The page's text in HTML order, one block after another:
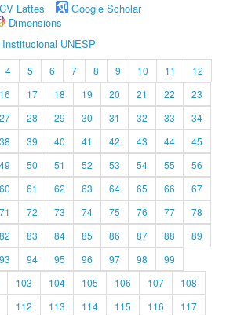
CV Lattes
Google Scholar
Dimensions
UNESP
4 5 6 7 8 9 10 11
12
16 17 18 19 20 21 22
23
27 28 29 30 31 32 33
34
38 39 40 41 42 43 44
45
49 50 51 52 53 54 55
56
60 61 62 63 64 65 66
67
71 72 73 74 75 76 77
78
82 83 84 85 86 87 88
89
93 94 95 96 97 98
99
103 104 105 106 107
108
112 113 114 115 116
117